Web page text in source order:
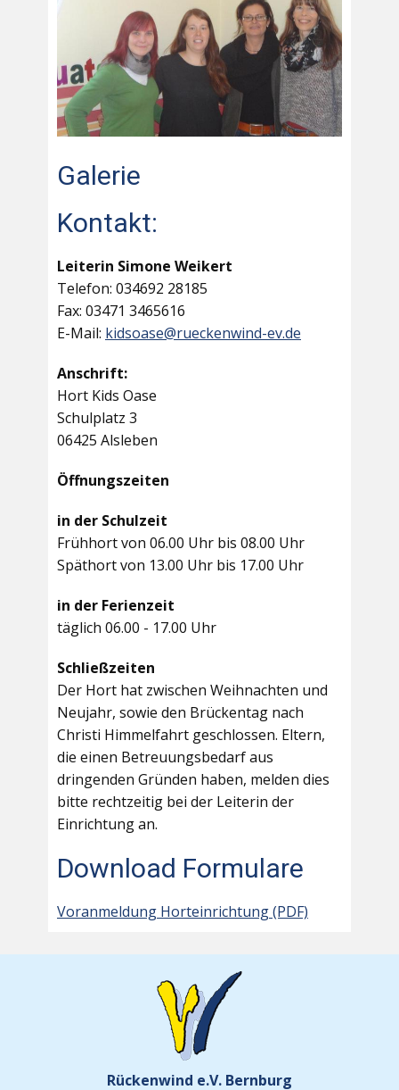
Galerie
Kontakt:
Leiterin Simone Weikert
Telefon: 034692 28185
Fax: 03471 3465616
E-Mail: kidsoase@rueckenwind-ev.de
Anschrift:
Hort Kids Oase
Schulplatz 3
06425 Alsleben
Öffnungszeiten
in der Schulzeit
Frühhort von 06.00 Uhr bis 08.00 Uhr
Späthort von 13.00 Uhr bis 17.00 Uhr
in der Ferienzeit
täglich 06.00 - 17.00 Uhr
Schließzeiten
Der Hort hat zwischen Weihnachten und
Neujahr, sowie den Brückentag nach
Christi Himmelfahrt geschlossen. Eltern,
die einen Betreuungsbedarf aus
dringenden Gründen haben, melden dies
bitte rechtzeitig bei der Leiterin der
Einrichtung an.
Download Formulare
Voranmeldung Horteinrichtung (PDF)
Rückenwind e.V. Bernburg